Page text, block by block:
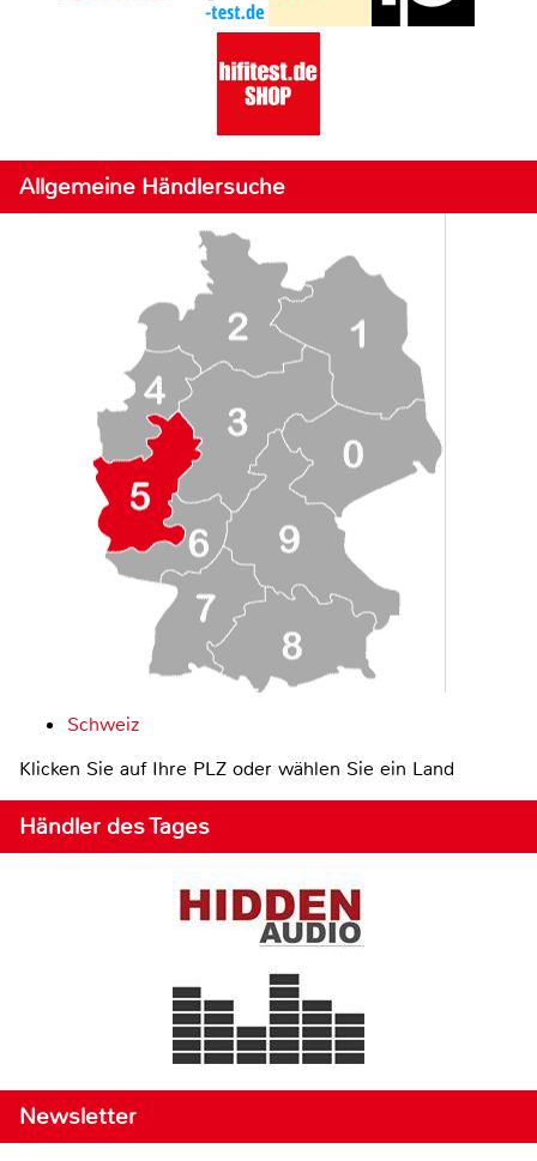
Allgemeine Händlersuche
Schweiz
Klicken Sie auf Ihre PLZ oder wählen Sie ein Land
Händler des Tages
Newsletter